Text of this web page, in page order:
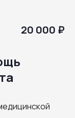
20 000 ₽